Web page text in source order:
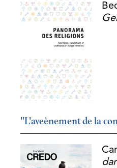
"L'aveènement de la